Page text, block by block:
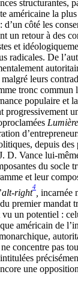
structurantes,
américaine la
d’un côté les
un retour à des
et
radicales. De
leurs
tronc commun
populaire et
progressivement
depuis des
D. Vance lui-
du socle
et leur
alt-right
4
incarnée
premier mandat
vu un potentiel :
américain de
concentre pas
une